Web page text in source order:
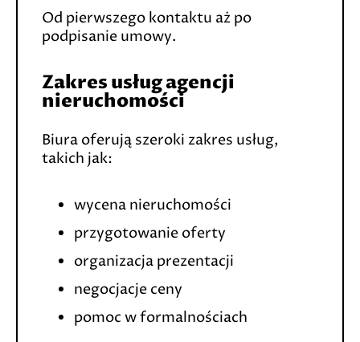
Od pierwszego kontaktu aż po
podpisanie umowy.
Zakres usług agencji
nieruchomości
Biura oferują szeroki zakres usług,
takich jak:
wycena nieruchomości
przygotowanie oferty
organizacja prezentacji
negocjacje ceny
pomoc w formalnościach